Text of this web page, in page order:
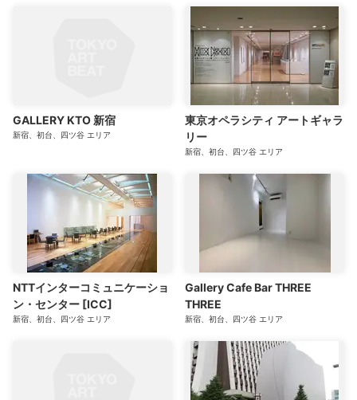
GALLERY KTO 新宿
新宿、初台、四ツ谷 エリア
東京オペラシティ アートギャラ
リー
新宿、初台、四ツ谷 エリア
NTTインターコミュニケーショ
ン・センター [ICC]
新宿、初台、四ツ谷 エリア
Gallery Cafe Bar THREE
THREE
新宿、初台、四ツ谷 エリア